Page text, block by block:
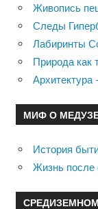
Живопись
Следы
Лабиринты
Природа как
МИФ О
История
Жизнь после